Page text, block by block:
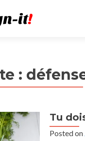
:
Tu
Posted on